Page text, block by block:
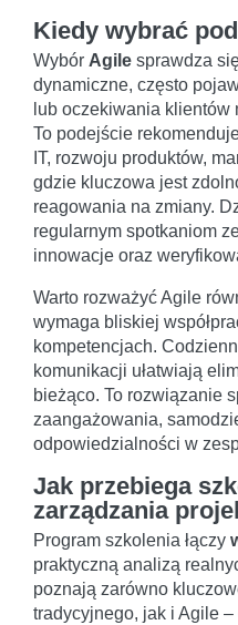
Kiedy wybrać
Wybór Agile sprawdza
dynamiczne, często
lub oczekiwania
To podejście
IT, rozwoju produktów,
gdzie kluczowa jest
reagowania na zmiany.
regularnym spotkaniom
innowacje oraz
Warto rozważyć Agile
wymaga bliskiej
kompetencjach.
komunikacji ułatwiają
bieżąco. To rozwiązanie
zaangażowania,
odpowiedzialności w
Jak przebiega
zarządzania
Program szkolenia łączy
praktyczną analizą
poznają zarówno
tradycyjnego, jak i Agile